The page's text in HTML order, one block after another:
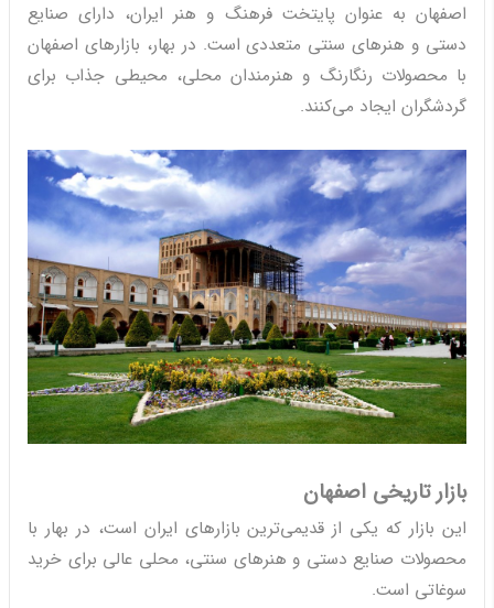
اصفهان به عنوان پایتخت فرهنگ و هنر ایران، دارای صنایع
دستی و هنرهای سنتی متعددی است. در بهار، بازارهای اصفهان
با محصولات رنگارنگ و هنرمندان محلی، محیطی جذاب برای
گردشگران ایجاد می‌کنند.
بازار تاریخی اصفهان
این بازار که یکی از قدیمی‌ترین بازارهای ایران است، در بهار با
محصولات صنایع دستی و هنرهای سنتی، محلی عالی برای خرید
سوغاتی است.